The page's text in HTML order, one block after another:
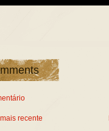
recente